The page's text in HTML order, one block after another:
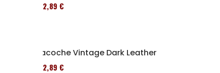
152,89 €
Sacoche Vintage Dark Leather
152,89 €